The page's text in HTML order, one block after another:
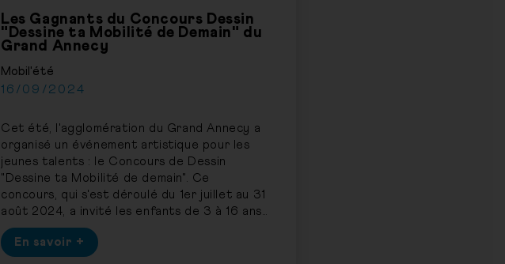
Les Gagnants du Concours Dessin
"Dessine ta Mobilité de Demain" du
Grand Annecy
Mobil'été
16/09/2024
Cet été, l'agglomération du Grand Annecy a
organisé un événement artistique pour les
jeunes talents : le Concours de Dessin
"Dessine ta Mobilité de demain". Ce
concours, qui s'est déroulé du 1er juillet au 31
août 2024, a invité les enfants de 3 à 16 ans
à imaginer à quoi ressemblerait la mobilité du
futur. Les participants ont été encouragés à
En savoir +